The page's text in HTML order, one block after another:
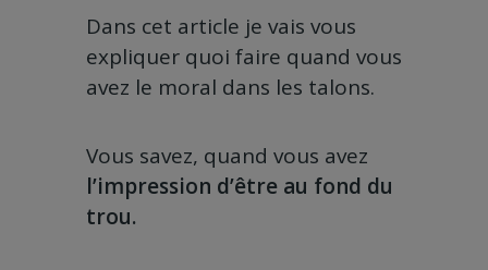
Dans cet article je vais vous
expliquer quoi faire quand vous
avez le moral dans les talons.
Vous savez, quand vous avez
l’impression d’être au fond du
trou.